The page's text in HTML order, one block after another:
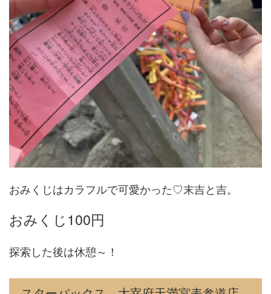
おみくじはカラフルで可愛かった♡末吉と吉。
おみくじ100円
探索した後は休憩～！